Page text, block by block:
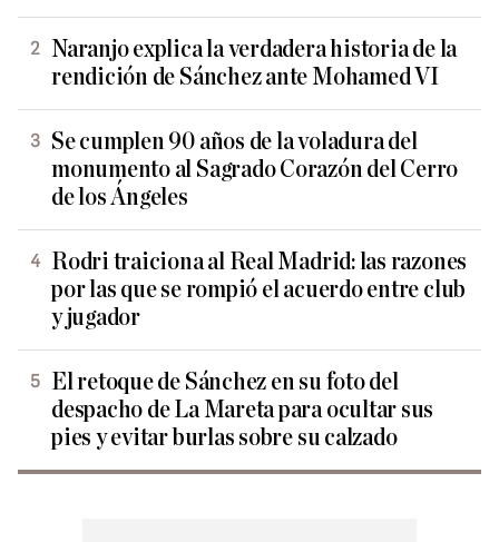
Naranjo explica la verdadera historia de la
rendición de Sánchez ante Mohamed VI
Se cumplen 90 años de la voladura del
monumento al Sagrado Corazón del Cerro
de los Ángeles
Rodri traiciona al Real Madrid: las razones
por las que se rompió el acuerdo entre club
y jugador
El retoque de Sánchez en su foto del
despacho de La Mareta para ocultar sus
pies y evitar burlas sobre su calzado